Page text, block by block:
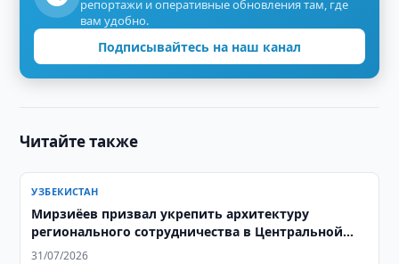
репортажи и оперативные обновления там, где
вам удобно.
Подписывайтесь на наш канал
Читайте также
УЗБЕКИСТАН
Мирзиёев призвал укрепить архитектуру
регионального сотрудничества в Центральной
Азии
31/07/2026